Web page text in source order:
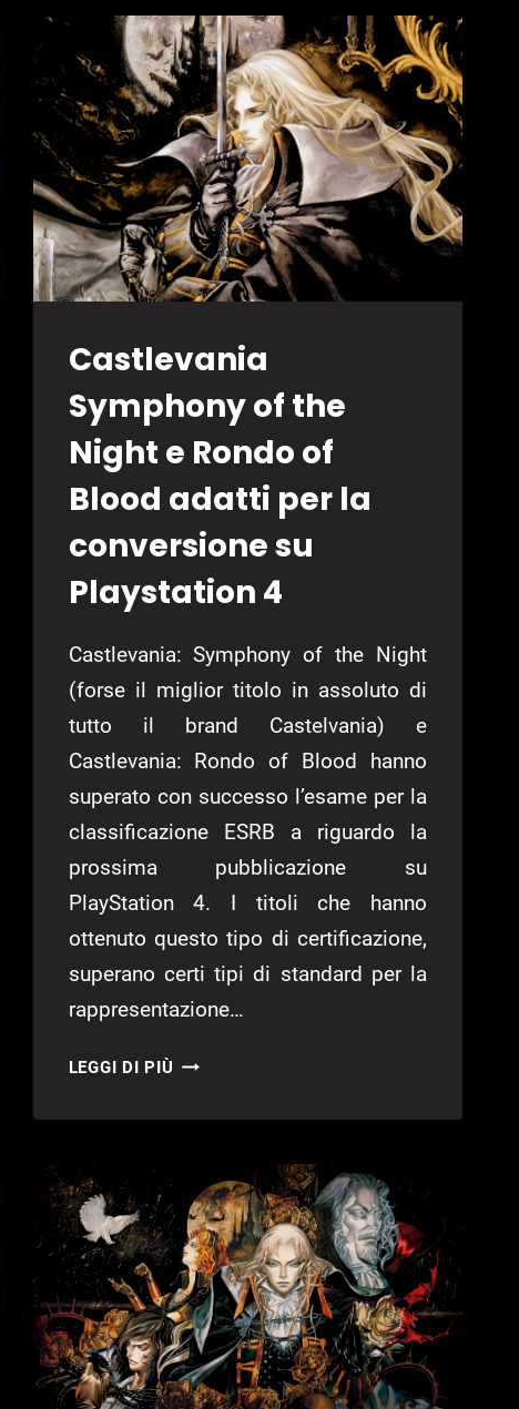
CASTLEVANIA:
SYMPHONY
OF
THE
NIGHT
Castlevania
Symphony of the
Night e Rondo of
Blood adatti per la
conversione su
Playstation 4
Castlevania: Symphony of the Night
(forse il miglior titolo in assoluto di
tutto il brand Castelvania) e
Castlevania: Rondo of Blood hanno
superato con successo l’esame per la
classificazione ESRB a riguardo la
prossima pubblicazione su
PlayStation 4. I titoli che hanno
ottenuto questo tipo di certificazione,
superano certi tipi di standard per la
rappresentazione…
LEGGI DI PIÙ CASTLEVANIA
OF
E
RONDO
OF
BLOOD
ADATTI
PER
LA
CONVERSIONE